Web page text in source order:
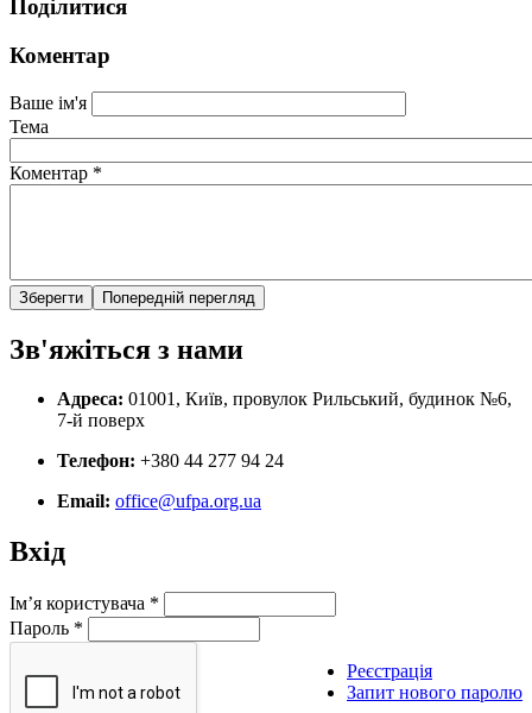
Поділитися
Коментар
Ваше ім'я
Тема
Коментар *
Зв'яжіться з нами
Адреса: 01001, Київ, провулок Рильський, будинок №6,
7-й поверх
Телефон: +380 44 277 94 24
Email: office@ufpa.org.ua
Вхід
Ім’я користувача *
Пароль *
Реєстрація
Запит нового паролю